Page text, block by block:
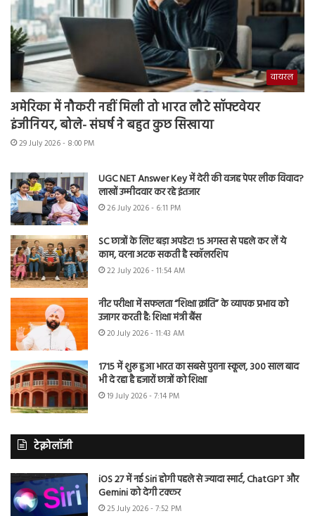
वायरल
अमेरिका में नौकरी नहीं मिली तो भारत लौटे सॉफ्टवेयर
इंजीनियर, बोले- संघर्ष ने बहुत कुछ सिखाया
29 July 2026 - 8:00 PM
UGC NET Answer Key में देरी की वजह पेपर लीक विवाद?
लाखों उम्मीदवार कर रहे इंतजार
26 July 2026 - 6:11 PM
SC छात्रों के लिए बड़ा अपडेट! 15 अगस्त से पहले कर लें ये
काम, वरना अटक सकती है स्कॉलरशिप
22 July 2026 - 11:54 AM
नीट परीक्षा में सफलता “शिक्षा क्रांति” के व्यापक प्रभाव को
उजागर करती है: शिक्षा मंत्री बैंस
20 July 2026 - 11:43 AM
1715 में शुरू हुआ भारत का सबसे पुराना स्कूल, 300 साल बाद
भी दे रहा है हजारों छात्रों को शिक्षा
19 July 2026 - 7:14 PM
टेक्नोलॉजी
iOS 27 में नई Siri होगी पहले से ज्यादा स्मार्ट, ChatGPT और
Gemini को देगी टक्कर
25 July 2026 - 7:52 PM